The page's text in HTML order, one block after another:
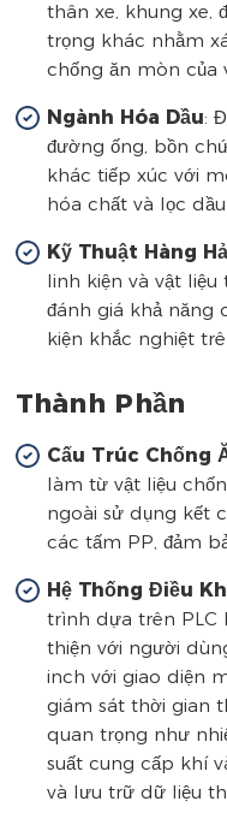
thân xe, khung xe,
trọng khác nhằm
chống ăn mòn của
Ngành Hóa Dầu:
đường ống, bồn
khác tiếp xúc với
hóa chất và lọc dầu.
Kỹ Thuật Hàng
linh kiện và vật
đánh giá khả năng
kiện khắc nghiệt
Thành Phần
Cấu Trúc Chống
làm từ vật liệu
ngoài sử dụng kết
các tấm PP, đảm
Hệ Thống Điều
trình dựa trên PLC
thiện với người
inch với giao diện
giám sát thời gian
quan trọng như
suất cung cấp khí
và lưu trữ dữ liệu